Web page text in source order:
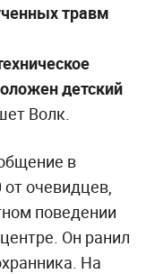
травм
детский
Волк.
в
очевидцев,
поведении
Он ранил
На